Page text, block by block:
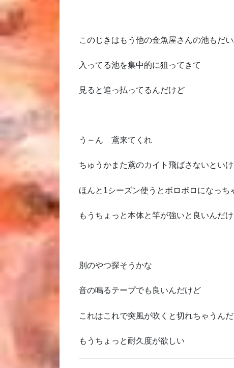
このじきはもう他の金魚屋さんの池もだ
入ってる池を集中的に狙ってきて
見ると追っ払ってるんだけど
う～ん 鳶来てくれ
ちゅうかまた鳶のカイト飛ばさないとい
ほんと1シーズン使うとボロボロになっち
もうちょっと本体と竿が強いと良いんだ
別のやつ探そうかな
音の鳴るテープでも良いんだけど
これはこれで突風が吹くと切れちゃうん
もうちょっと耐久度が欲しい